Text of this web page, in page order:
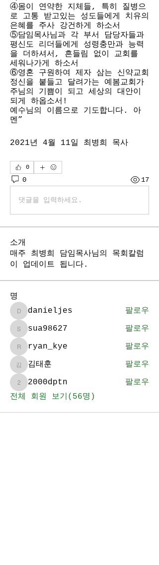
④몸이 연약한 지체들, 특히 질병으
로 고통 받고있는 성도들에게 치유의
은혜를 주사 강건하게 하소서
⑤담임목사님과 각 부서 담당자들과
평신도 리더들에게 성령충만과 능력
을 더하셔서, 흔들림 없이 교회를
세워나가게 하소서
⑥영혼 구원하여 제자 삼는 신약교회
정신을 붙들고 달려가는 예봄교회가
주님의 기쁨이 되고 세상의 대안이
되게 하옵소서!
예수님의 이름으로 기도합니다. 아
멘”
2021년 4월 11일 최병희 목사
0
0 17
댓글을 입력하세요.
소개
매주 최병희 담임목사님의 목회칼럼
이 업데이트 됩니다.
명
danieljes
danieljes 팔로우
sua98627
sua98627 팔로우
ryan_kye
ryan_kye 팔로우
김태훈김태훈 팔로우
2000dptn
2000dptn
팔로우
전체 회원 보기(56명)